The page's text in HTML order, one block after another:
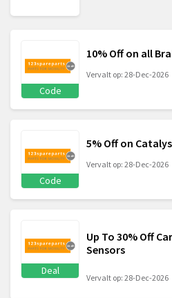
Code
10% Off on all
Vervalt op: 28-Dec-2026
Code
5% Off on
Vervalt op: 28-Dec-2026
Deal
Up To 30% Off
Sensors
Vervalt op: 28-Dec-2026